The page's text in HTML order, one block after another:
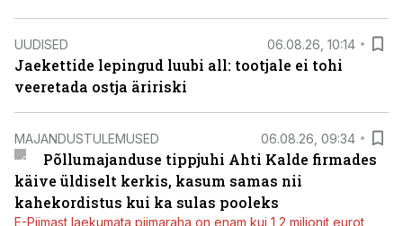
UUDISED 06.08.26, 10:14
Jaekettide lepingud luubi all: tootjale ei tohi
veeretada ostja äririski
MAJANDUSTULEMUSED 06.08.26, 09:34
Põllumajanduse tippjuhi Ahti Kalde firmades
käive üldiselt kerkis, kasum samas nii
kahekordistus kui ka sulas pooleks
E-Piimast laekumata piimaraha on enam kui 1,2 miljonit eurot